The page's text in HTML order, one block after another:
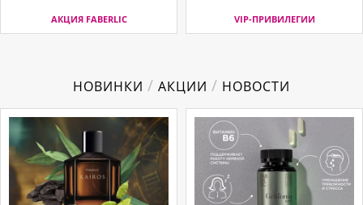
АКЦИЯ FABERLIC VIP-ПРИВИЛЕГИИ
НОВИНКИ / АКЦИИ / НОВОСТИ